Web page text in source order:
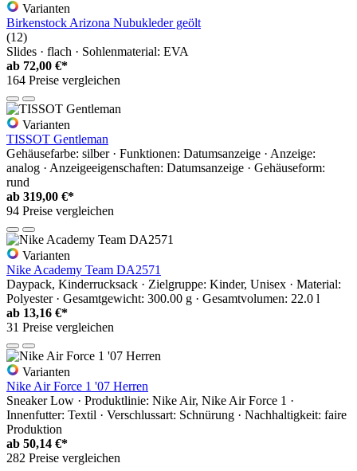
Varianten
Birkenstock Arizona Nubukleder geölt
(12)
Slides · flach · Sohlenmaterial: EVA
ab 72,00 €*
164 Preise vergleichen
Varianten
TISSOT Gentleman
Gehäusefarbe: silber · Funktionen: Datumsanzeige · Anzeige:
analog · Anzeigeeigenschaften: Datumsanzeige · Gehäuseform:
rund
ab 319,00 €*
94 Preise vergleichen
Varianten
Nike Academy Team DA2571
Daypack, Kinderrucksack · Zielgruppe: Kinder, Unisex · Material:
Polyester · Gesamtgewicht: 300.00 g · Gesamtvolumen: 22.0 l
ab 13,16 €*
31 Preise vergleichen
Varianten
Nike Air Force 1 '07 Herren
Sneaker Low · Produktlinie: Nike Air, Nike Air Force 1 ·
Innenfutter: Textil · Verschlussart: Schnürung · Nachhaltigkeit: faire
Produktion
ab 50,14 €*
282 Preise vergleichen